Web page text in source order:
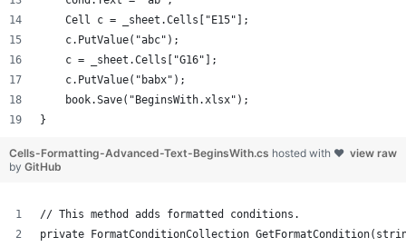
    Cell c = _sheet.Cells["E15"];
    c.PutValue("abc");
    c = _sheet.Cells["G16"];
    c.PutValue("babx");
    book.Save("BeginsWith.xlsx");
}
view raw
Cells-Formatting-Advanced-Text-BeginsWith.cs hosted with ❤
by GitHub
// This method adds formatted conditions.
private FormatConditionCollection